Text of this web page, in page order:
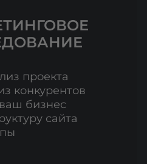
проекта
конкурентов
бизнес
сайта